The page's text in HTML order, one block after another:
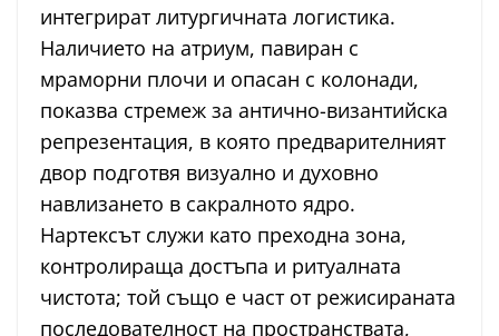
интегрират литургичната логистика.
Наличието на атриум, павиран с
мраморни плочи и опасан с колонади,
показва стремеж за антично-византийска
репрезентация, в която предварителният
двор подготвя визуално и духовно
навлизането в сакралното ядро.
Нартексът служи като преходна зона,
контролираща достъпа и ритуалната
чистота; той също е част от режисираната
последователност на пространствата,